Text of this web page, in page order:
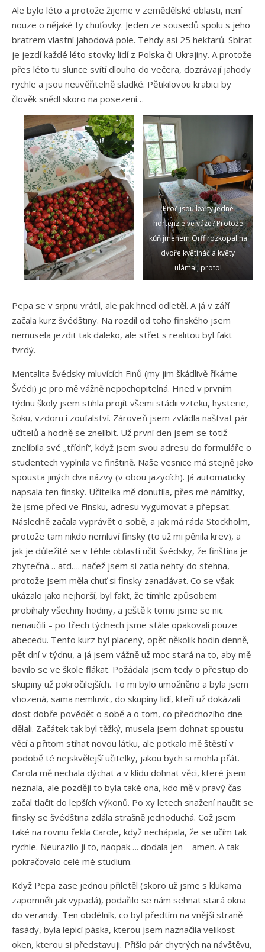
Ale bylo léto a protože žijeme v zemědělské oblasti, není
nouze o nějaké ty chuťovky. Jeden ze sousedů spolu s jeho
bratrem vlastní jahodová pole. Tehdy asi 25 hektarů. Sbírat
je jezdí každé léto stovky lidí z Polska či Ukrajiny. A protože
přes léto tu slunce svítí dlouho do večera, dozrávají jahody
rychle a jsou neuvěřitelně sladké. Pětikilovou krabici by
člověk snědl skoro na posezení…
Proč jsou květy jedné
hortenzie ve váze? Protože
kůň jménem Orff rozkopal na
dvoře květináč a květy
ulámal, proto!
Pepa se v srpnu vrátil, ale pak hned odletěl. A já v září
začala kurz švédštiny. Na rozdíl od toho finského jsem
nemusela jezdit tak daleko, ale střet s realitou byl fakt
tvrdý.
Mentalita švédsky mluvících Finů (my jim škádlivě říkáme
Švédi) je pro mě vážně nepochopitelná. Hned v prvním
týdnu školy jsem stihla projít všemi stádii vzteku, hysterie,
šoku, vzdoru i zoufalství. Zároveň jsem zvládla naštvat pár
učitelů a hodně se znelíbit. Už první den jsem se totiž
znelíbila své „třídní“, když jsem svou adresu do formuláře o
studentech vyplnila ve finštině. Naše vesnice má stejně jako
spousta jiných dva názvy (v obou jazycích). Já automaticky
napsala ten finský. Učitelka mě donutila, přes mé námitky,
že jsme přeci ve Finsku, adresu vygumovat a přepsat.
Následně začala vyprávět o sobě, a jak má ráda Stockholm,
protože tam nikdo nemluví finsky (to už mi pěnila krev), a
jak je důležité se v téhle oblasti učit švédsky, že finština je
zbytečná… atd…. načež jsem si zatla nehty do stehna,
protože jsem měla chuť si finsky zanadávat. Co se však
ukázalo jako nejhorší, byl fakt, že tímhle způsobem
probíhaly všechny hodiny, a ještě k tomu jsme se nic
nenaučili – po třech týdnech jsme stále opakovali pouze
abecedu. Tento kurz byl placený, opět několik hodin denně,
pět dní v týdnu, a já jsem vážně už moc stará na to, aby mě
bavilo se ve škole flákat. Požádala jsem tedy o přestup do
skupiny už pokročilejších. To mi bylo umožněno a byla jsem
vhozená, sama nemluvíc, do skupiny lidí, kteří už dokázali
dost dobře povědět o sobě a o tom, co předchozího dne
dělali. Začátek tak byl těžký, musela jsem dohnat spoustu
věcí a přitom stíhat novou látku, ale potkalo mě štěstí v
podobě té nejskvělejší učitelky, jakou bych si mohla přát.
Carola mě nechala dýchat a v klidu dohnat věci, které jsem
neznala, ale později to byla také ona, kdo mě v pravý čas
začal tlačit do lepších výkonů. Po xy letech snažení naučit se
finsky se švédština zdála strašně jednoduchá. Což jsem
také na rovinu řekla Carole, když nechápala, že se učím tak
rychle. Neurazilo jí to, naopak…. dodala jen – amen. A tak
pokračovalo celé mé studium.
Když Pepa zase jednou přiletěl (skoro už jsme s klukama
zapomněli jak vypadá), podařilo se nám sehnat stará okna
do verandy. Ten obdélník, co byl předtím na vnější straně
fasády, byla lepicí páska, kterou jsem naznačila velikost
oken, kterou si představuji. Přišlo pár chytrých na návštěvu,